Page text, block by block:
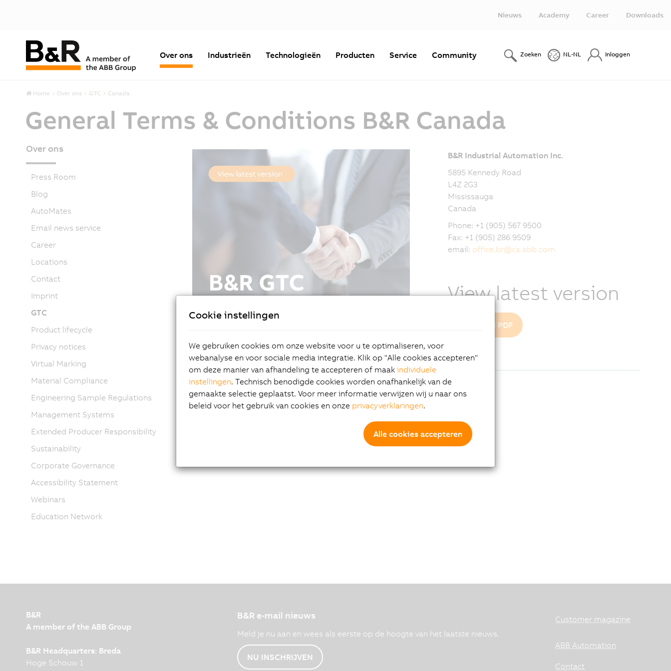
Nieuws Academy Career Downloads
Over ons Industrieën Technologieën Producten Service Community Zoeken NL-NL Inloggen
Home Over ons GTC Canada
General Terms & Conditions B&R Canada
B&R Industrial Automation Inc.
5895 Kennedy Road
L4Z 2G3
Mississauga
Canada
Phone: +1 (905) 567 9500
Fax: +1 (905) 286 9509
email: office.br@ca.abb.com
View latest version
Download PDF
Over ons
Press Room
Blog
AutoMates
Email news service
Career
Locations
Contact
Imprint
GTC
Product lifecycle
Privacy notices
Virtual Marking
Material Compliance
Engineering Sample Regulations
Management Systems
Extended Producer Responsibility
Sustainability
Corporate Governance
Accessibility Statement
Webinars
Education Network
B&R
A member of the ABB Group
B&R Headquarters: Breda
Hoge Schouw 1
B&R e-mail nieuws
Meld je nu aan en wees als eerste op de hoogte van het laatste nieuws.
NU INSCHRIJVEN
Customer magazine
ABB Automation
Contact
Cookie instellingen
We gebruiken cookies om onze website voor u te optimaliseren, voor
webanalyse en voor sociale media integratie. Klik op "Alle cookies accepteren"
om deze manier van afhandeling te accepteren of maak individuele
instellingen. Technisch benodigde cookies worden onafhankelijk van de
gemaakte selectie geplaatst. Voor meer informatie verwijzen wij u naar ons
beleid voor het gebruik van cookies en onze privacyverklaringen.
Alle cookies accepteren